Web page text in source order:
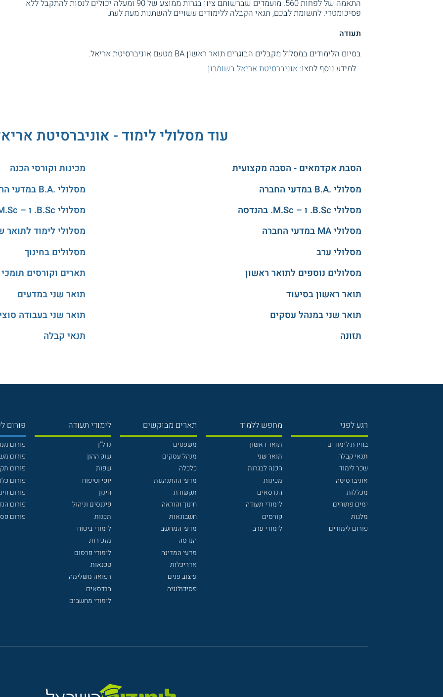
התאמה של לפחות 560. מועמדים שברשותם ציון בגרות ממוצע של 90 ומעלה יכולים לנסות להתקבל ללא
פסיכומטרי. לתשומת לבכם, תנאי הקבלה ללימודים עשויים להשתנות מעת לעת.
תעודה
בסיום הלימודים במסלול מקבלים הבוגרים תואר ראשון BA מטעם אוניברסיטת אריאל.
למידע נוסף לחצו: אוניברסיטת אריאל בשומרון
עוד מסלולי לימוד - אוניברסיטת
הסבת אקדמאים - הסבה מקצועית
מסלולי .B.A במדעי החברה
מסלולי B.Sc. ו – M.Sc. בהנדסה
מסלולי MA במדעי החברה
מסלולי ערב
מסלולים נוספים לתואר ראשון
תואר ראשון בסיעוד
תואר שני במנהל עסקים
תזונה
מכינות וקורסי הכנה
מסלולי .B.A במדעי הרוח והאמנויות
מסלולי B.Sc. ו – M.Sc. במדעים
מסלולי לימוד לתואר
מסלולים בחינוך
תארים וקורסים
תואר שני במדעים
תואר שני בעבודה
תנאי קבלה
רגע לפני
בחירת לימודים
תנאי קבלה
שכר לימוד
אוניברסיטה
מכללות
ימים פתוחים
מלגות
פורום לימודים
מחפש ללמוד
תואר ראשון
תואר שני
הכנה לבגרות
מכינות
הנדסאים
לימודי תעודה
קורסים
לימודי ערב
תארים מבוקשים
משפטים
מנהל עסקים
כלכלה
מדעי ההתנהגות
תקשורת
חינוך והוראה
חשבונאות
מדעי המחשב
הנדסה
מדעי המדינה
אדריכלות
עיצוב פנים
פסיכולוגיה
לימודי תעודה
נדל"ן
שוק ההון
שפות
יופי וטיפוח
חינוך
פיננסים וניהול
תכנות
לימודי ביטוח
מזכירות
לימודי פרסום
טכנאות
רפואה משלימה
הנדסאים
לימודי מחשבים
פורום
פורום
פורום
פורום
פורום
פורום
פורום
פורום